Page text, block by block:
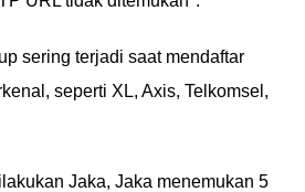
sering terjadi saat mendaftar
seperti XL, Axis, Telkomsel,
Jaka, Jaka menemukan 5